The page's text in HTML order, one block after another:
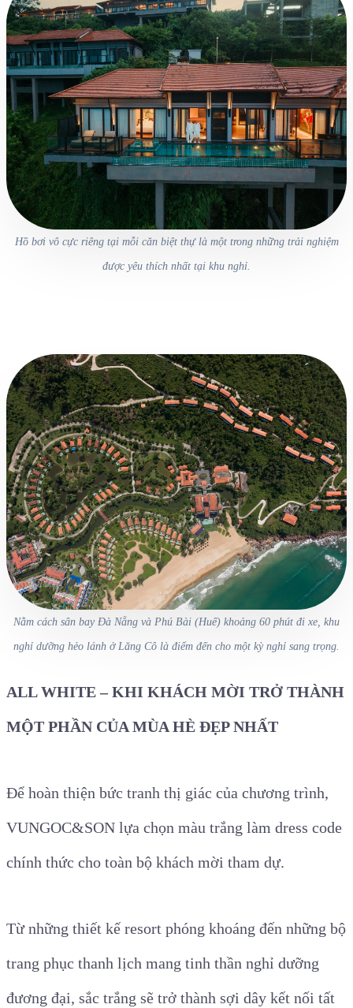
Hồ bơi vô cực riêng tại mỗi căn biệt thự là một trong những trải nghiệm
được yêu thích nhất tại khu nghỉ.
Nằm cách sân bay Đà Nẵng và Phú Bài (Huế) khoảng 60 phút đi xe, khu
nghỉ dưỡng hẻo lánh ở Lăng Cô là điểm đến cho một kỳ nghỉ sang trọng.
ALL WHITE – KHI KHÁCH MỜI TRỞ THÀNH
MỘT PHẦN CỦA MÙA HÈ ĐẸP NHẤT
Để hoàn thiện bức tranh thị giác của chương trình,
VUNGOC&SON lựa chọn màu trắng làm dress code
chính thức cho toàn bộ khách mời tham dự.
Từ những thiết kế resort phóng khoáng đến những bộ
trang phục thanh lịch mang tinh thần nghỉ dưỡng
đương đại, sắc trắng sẽ trở thành sợi dây kết nối tất